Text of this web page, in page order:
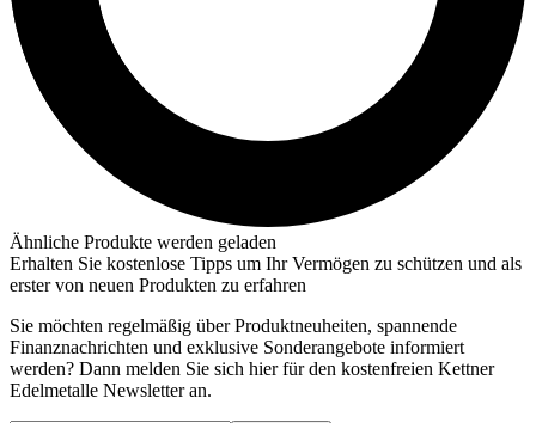
Ähnliche Produkte werden geladen
Erhalten Sie kostenlose Tipps um Ihr Vermögen zu schützen und als
erster von neuen Produkten zu erfahren
Sie möchten regelmäßig über Produktneuheiten, spannende
Finanznachrichten und exklusive Sonderangebote informiert
werden? Dann melden Sie sich hier für den kostenfreien Kettner
Edelmetalle Newsletter an.